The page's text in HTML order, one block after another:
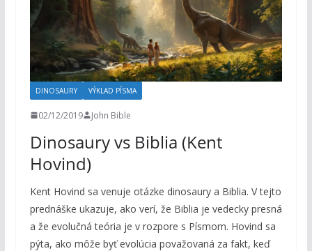
DINOSAURY VÝKLAD PÍSMA
02/12/2019 John Bible
Dinosaury vs Biblia (Kent
Hovind)
Kent Hovind sa venuje otázke dinosaury a Biblia. V tejto
prednáške ukazuje, ako verí, že Biblia je vedecky presná
a že evolučná teória je v rozpore s Písmom. Hovind sa
pýta, ako môže byť evolúcia považovaná za fakt, keď